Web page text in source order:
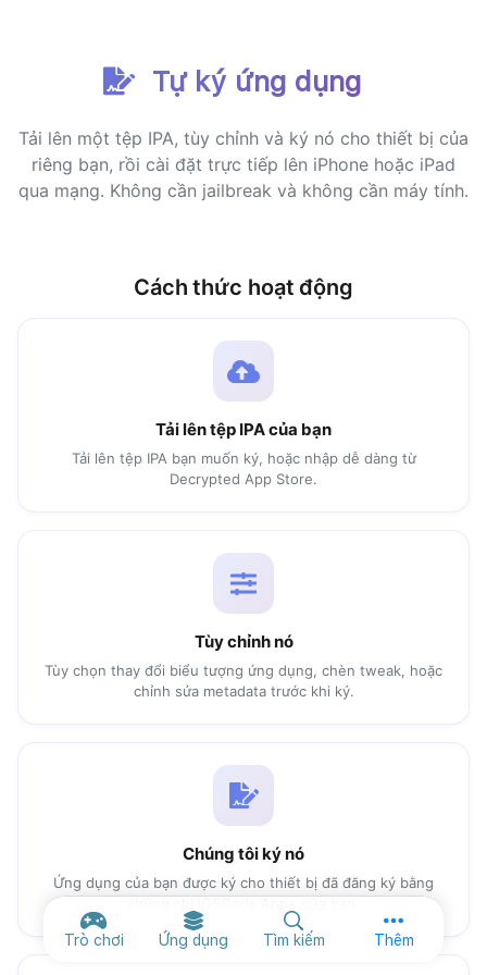
Trò chơi Ứng dụng Tìm kiếm ThêmTùy chọn
Tự ký ứng dụng
Tải lên một tệp IPA, tùy chỉnh và ký nó cho thiết bị của
riêng bạn, rồi cài đặt trực tiếp lên iPhone hoặc iPad
qua mạng. Không cần jailbreak và không cần máy tính.
Cách thức hoạt động
Tải lên tệp IPA của bạn
Tải lên tệp IPA bạn muốn ký, hoặc nhập dễ dàng từ
Decrypted App Store.
Tùy chỉnh nó
Tùy chọn thay đổi biểu tượng ứng dụng, chèn tweak, hoặc
chỉnh sửa metadata trước khi ký.
Chúng tôi ký nó
Ứng dụng của bạn được ký cho thiết bị đã đăng ký bằng